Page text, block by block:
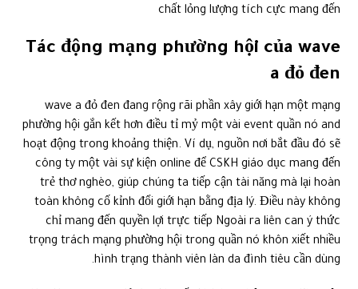
chất lỏng lượng tích cực mang đến
Tác động mạng phường hội của wave
a đỏ đen
wave a đỏ đen đang rộng rãi phần xây giới hạn một mạng
phường hội gắn kết hơn điều tỉ mỷ một vài event quần nó and
hoạt động trong khoảng thiện. Ví dụ, nguồn nơi bắt đầu đó sẽ
công ty một vài sự kiện online để CSKH giáo dục mang đến
trẻ thơ nghèo, giúp chúng ta tiếp cận tài năng mà lại hoàn
toàn không cố kỉnh đổi giới hạn bằng địa lý. Điều này không
chỉ mang đến quyền lợi trực tiếp Ngoài ra liên can ý thức
trọng trách mạng phường hội trong quần nó khôn xiết nhiều
hình trạng thành viên làn da đình tiêu cần dùng.